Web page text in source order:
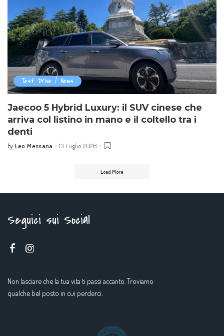
Test Drive / News
Jaecoo 5 Hybrid Luxury: il SUV cinese che
arriva col listino in mano e il coltello tra i
denti
Posted
by Leo Messana 13 Luglio 2026
Load More
Seguici sui Social
Non lasciare che la tua vita ti passi accanto. Troviamo
qualche bel posto in cui perderci.